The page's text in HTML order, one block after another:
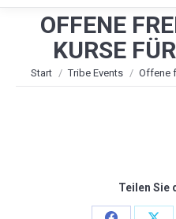
OFFENE
KURSE
Sie befinden sich hier:
Start Tribe Events Offene
Teilen Sie